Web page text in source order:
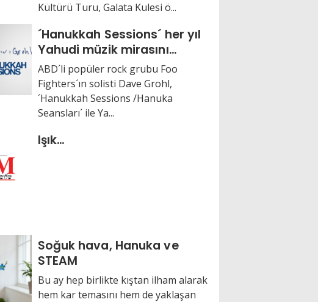
Kültürü Turu, Galata Kulesi ö...
´Hanukkah Sessions´ her yıl
Yahudi müzik mirasını
aydınlatıyor
ABD´li popüler rock grubu Foo
Fighters´ın solisti Dave Grohl,
´Hanukkah Sessions /Hanuka
Seansları´ ile Ya...
Işık…
Soğuk hava, Hanuka ve
STEAM
Bu ay hep birlikte kıştan ilham alarak
hem kar temasını hem de yaklaşan